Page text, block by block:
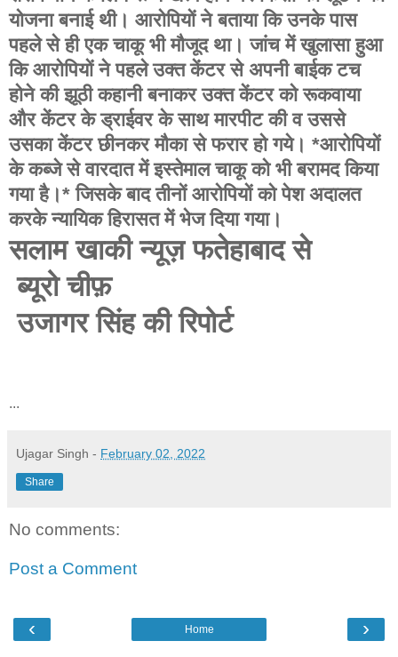
योजना बनाई थी। आरोपियों ने बताया कि उनके पास
पहले से ही एक चाकू भी मौजूद था। जांच में खुलासा हुआ
कि आरोपियों ने पहले उक्त केंटर से अपनी बाईक टच
होने की झूठी कहानी बनाकर उक्त केंटर को रूकवाया
और केंटर के ड्राईवर के साथ मारपीट की व उससे
उसका केंटर छीनकर मौका से फरार हो गये। *आरोपियों
के कब्जे से वारदात में इस्तेमाल चाकू को भी बरामद किया
गया है।* जिसके बाद तीनों आरोपियों को पेश अदालत
करके न्यायिक हिरासत में भेज दिया गया।
सलाम खाकी न्यूज़ फतेहाबाद से
ब्यूरो चीफ़
उजागर सिंह की रिपोर्ट
...
Ujagar Singh - February 02, 2022
Share
No comments:
Post a Comment
‹ ›
Home